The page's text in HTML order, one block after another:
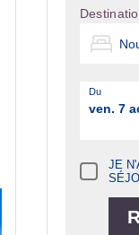
Du
ven. 7
JE